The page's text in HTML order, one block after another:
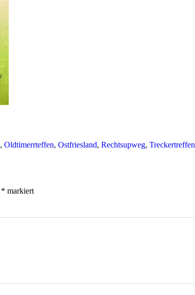
, Oldtimerrteffen, Ostfriesland, Rechtsupweg, Treckertreffen
* markiert